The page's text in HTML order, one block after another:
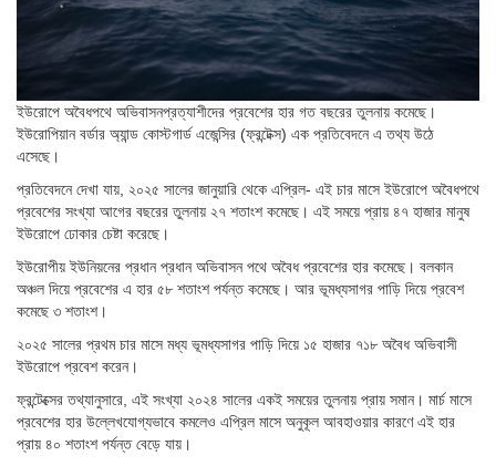
ইউরোপে অবৈধপথে অভিবাসনপ্রত্যাশীদের প্রবেশের হার গত বছরের তুলনায় কমেছে।
ইউরোপিয়ান বর্ডার অ্যান্ড কোস্টগার্ড এজেন্সির (ফ্রন্টেক্স) এক প্রতিবেদনে এ তথ্য উঠে
এসেছে।
প্রতিবেদনে দেখা যায়, ২০২৫ সালের জানুয়ারি থেকে এপ্রিল- এই চার মাসে ইউরোপে অবৈধপথে
প্রবেশের সংখ্যা আগের বছরের তুলনায় ২৭ শতাংশ কমেছে। এই সময়ে প্রায় ৪৭ হাজার মানুষ
ইউরোপে ঢোকার চেষ্টা করেছে।
ইউরোপীয় ইউনিয়নের প্রধান প্রধান অভিবাসন পথে অবৈধ প্রবেশের হার কমেছে। বলকান
অঞ্চল দিয়ে প্রবেশের এ হার ৫৮ শতাংশ পর্যন্ত কমেছে। আর ভূমধ্যসাগর পাড়ি দিয়ে প্রবেশ
কমেছে ৩ শতাংশ।
২০২৫ সালের প্রথম চার মাসে মধ্য ভূমধ্যসাগর পাড়ি দিয়ে ১৫ হাজার ৭১৮ অবৈধ অভিবাসী
ইউরোপে প্রবেশ করেন।
ফ্রন্টেক্সের তথ্যানুসারে, এই সংখ্যা ২০২৪ সালের একই সময়ের তুলনায় প্রায় সমান। মার্চ মাসে
প্রবেশের হার উল্লেখযোগ্যভাবে কমলেও এপ্রিল মাসে অনুকূল আবহাওয়ার কারণে এই হার
প্রায় ৪০ শতাংশ পর্যন্ত বেড়ে যায়।